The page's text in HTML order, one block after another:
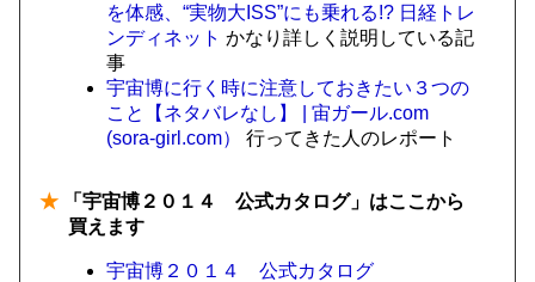
を体感、“実物大ISS”にも乗れる!? 日経トレ
ンディネット かなり詳しく説明している記
事
宇宙博に行く時に注意しておきたい３つの
こと【ネタバレなし】 | 宙ガール.com
(sora-girl.com）
行ってきた人のレポート
★ 「宇宙博２０１４ 公式カタログ」はここから
買えます
宇宙博２０１４ 公式カタログ